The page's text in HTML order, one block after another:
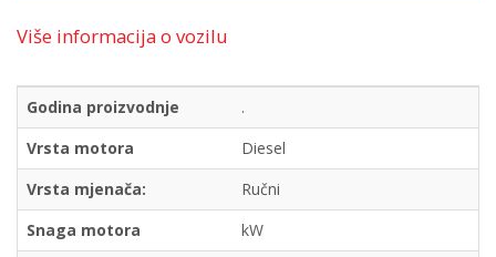
Više informacija o vozilu
Godina proizvodnje
.
Vrsta motora
Diesel
Vrsta mjenača:
Ručni
Snaga motora
kW